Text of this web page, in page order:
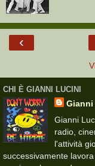
‹
CHI È GIANNI LUCINI
Gianni
radio,
l'attività
successivamente